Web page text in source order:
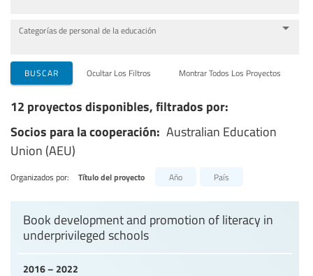
Categorías de personal de la educación
BUSCAR Ocultar Los Filtros Montrar Todos Los Proyectos
12 proyectos disponibles, filtrados por:
Socios para la cooperación: Australian Education
Union (AEU)
Organizados por: Título del proyecto Año País
2016 – 2022
Book development and promotion of literacy in
underprivileged schools